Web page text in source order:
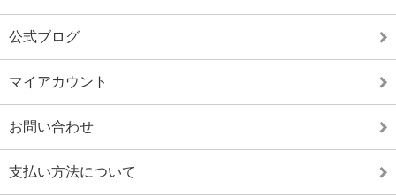
公式ブログ
マイアカウント
お問い合わせ
支払い方法について